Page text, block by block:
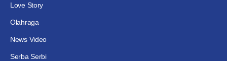
Love Story
Olahraga
News Video
Serba Serbi